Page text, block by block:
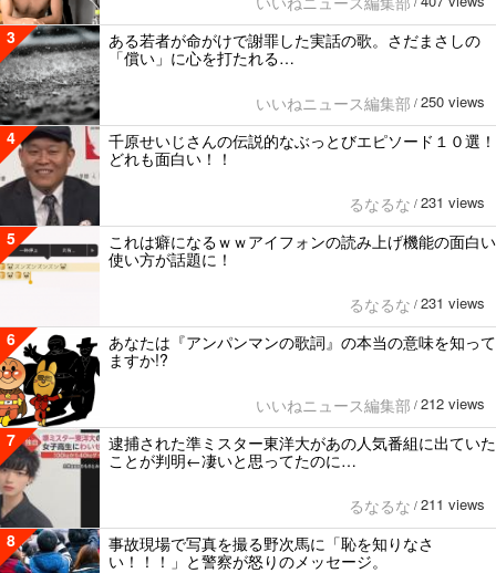
3
ある若者が命がけで謝罪した実話の歌。さだまさしの
「償い」に心を打たれる…
いいねニュース編集部 / 250 views
4
千原せいじさんの伝説的なぶっとびエピソード１０選！
どれも面白い！！
るなるな / 231 views
5
これは癖になるｗｗアイフォンの読み上げ機能の面白い
使い方が話題に！
るなるな / 231 views
6
あなたは『アンパンマンの歌詞』の本当の意味を知って
ますか!?
いいねニュース編集部 / 212 views
7
逮捕された準ミスター東洋大があの人気番組に出ていた
ことが判明←凄いと思ってたのに…
るなるな / 211 views
8
事故現場で写真を撮る野次馬に「恥を知りなさ
い！！！」と警察が怒りのメッセージ。